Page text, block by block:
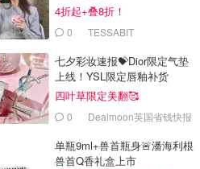
4折起+叠8折！
0 TESSABIT
七夕彩妆速报💝Dior限定气垫
上线！YSL限定唇釉补货
四叶草限定美翻🥰
0 Dealmoon英国省钱快报
单瓶9ml+兽首瓶身🚨潘海利根
兽首Q香礼盒上市